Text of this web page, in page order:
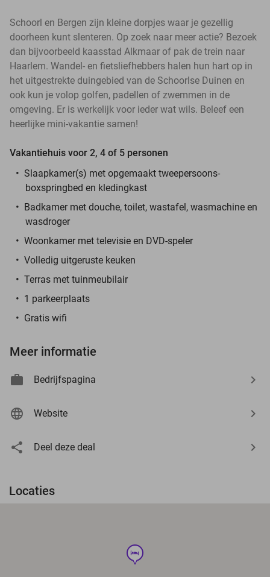
Schoorl en Bergen zijn kleine dorpjes waar je gezellig
doorheen kunt slenteren. Op zoek naar meer actie? Bezoek
dan bijvoorbeeld kaasstad Alkmaar of pak de trein naar
Haarlem. Wandel- en fietsliefhebbers halen hun hart op in
het uitgestrekte duingebied van de Schoorlse Duinen en
ook kun je volop golfen, padellen of zwemmen in de
omgeving. Er is werkelijk voor ieder wat wils. Beleef een
heerlijke mini-vakantie samen!
Vakantiehuis voor 2, 4 of 5 personen
Slaapkamer(s) met opgemaakt tweepersoons-
boxspringbed en kledingkast
Badkamer met douche, toilet, wastafel, wasmachine en
wasdroger
Woonkamer met televisie en DVD-speler
Volledig uitgeruste keuken
Terras met tuinmeubilair
1 parkeerplaats
Gratis wifi
Meer informatie
Bedrijfspagina
Website
Deel deze deal
Locaties
hotel